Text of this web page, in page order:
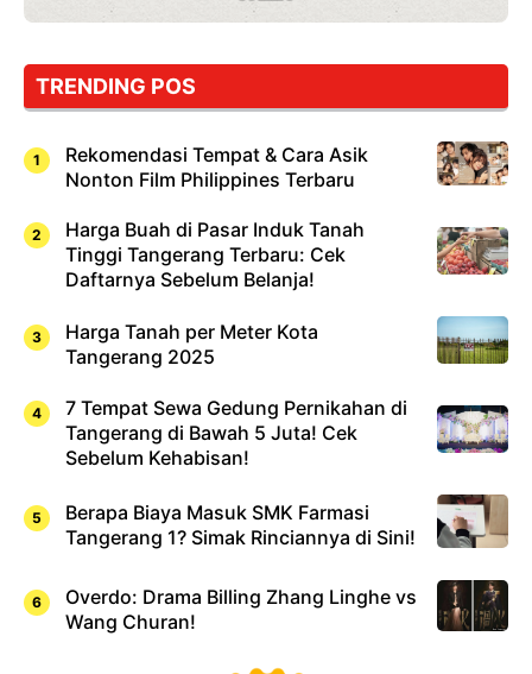
Dicoba,
Cuma
Sushi!
TRENDING POS
Rekomendasi Tempat & Cara Asik
Nonton Film Philippines Terbaru
Harga Buah di Pasar Induk Tanah
Tinggi Tangerang Terbaru: Cek
Daftarnya Sebelum Belanja!
Harga Tanah per Meter Kota
Tangerang 2025
7 Tempat Sewa Gedung Pernikahan di
Tangerang di Bawah 5 Juta! Cek
Sebelum Kehabisan!
Berapa Biaya Masuk SMK Farmasi
Tangerang 1? Simak Rinciannya di Sini!
Overdo: Drama Billing Zhang Linghe vs
Wang Churan!